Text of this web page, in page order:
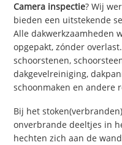
Camera inspectie? Wij
bieden een uitstekende
Alle dakwerkzaamheden
opgepakt, zónder
schoorstenen,
dakgevelreiniging,
schoonmaken en andere
Bij het
onverbrande deeltjes in
hechten zich aan de